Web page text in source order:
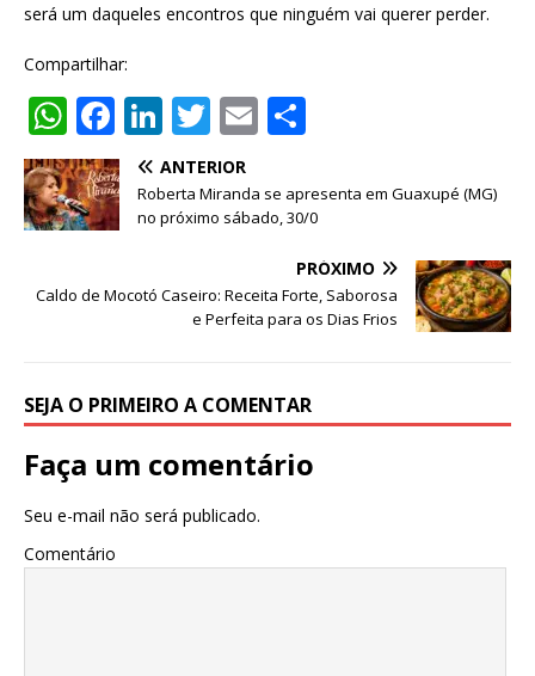
será um daqueles encontros que ninguém vai querer perder.
Compartilhar:
W
h
at
s
p
F
a
c
e
o
Li
n
k
e
n
T
w
it
te
E
ai
l
ar
e
ANTERIOR
Roberta Miranda se apresenta em Guaxupé (MG)
no próximo sábado, 30/0
PRÓXIMO
Caldo de Mocotó Caseiro: Receita Forte, Saborosa
e Perfeita para os Dias Frios
SEJA O PRIMEIRO A COMENTAR
Faça um comentário
Seu e-mail não será publicado.
Comentário